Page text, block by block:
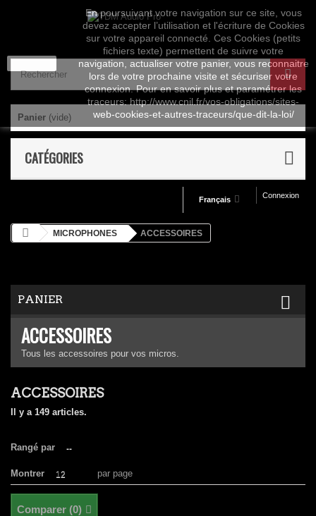
Panier (vide)
CATÉGORIES
Connexion
Français
MICROPHONES ACCESSOIRES
PANIER
ACCESSOIRES
Tous les accessoires pour vos micros.
ACCESSOIRES
Il y a 149 articles.
Rangé par --
Montrer 12 par page
Comparer (0)
En poursuivant votre navigation sur ce site, vous
devez accepter l’utilisation et l'écriture de Cookies
sur votre appareil connecté. Ces Cookies (petits
fichiers texte) permettent de suivre votre
navigation, actualiser votre panier, vous reconnaitre
lors de votre prochaine visite et sécuriser votre
connexion. Pour en savoir plus et paramétrer les
traceurs: http://www.cnil.fr/vos-obligations/sites-
web-cookies-et-autres-traceurs/que-dit-la-loi/